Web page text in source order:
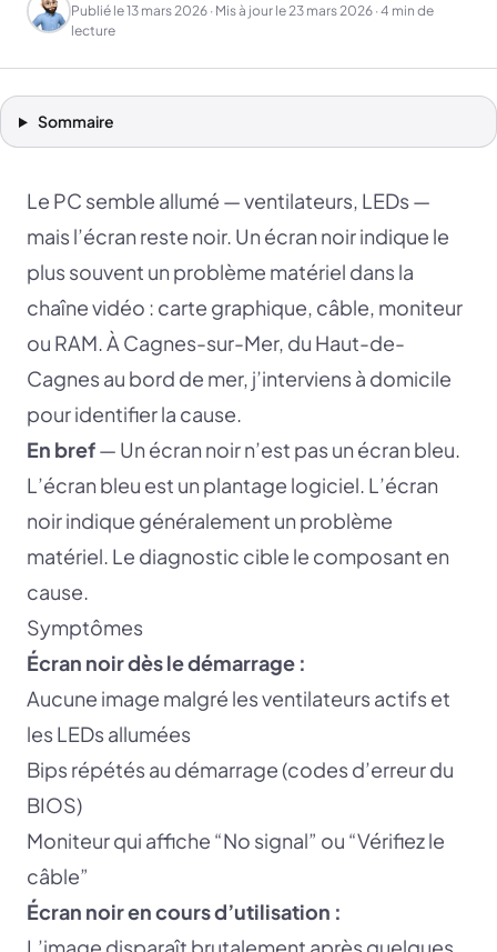
Publié le13 mars 2026 · Mis à jour le23 mars 2026 · 4 min de
lecture
Sommaire
Le PC semble allumé — ventilateurs, LEDs —
mais l’écran reste noir. Un écran noir indique le
plus souvent un problème matériel dans la
chaîne vidéo : carte graphique, câble, moniteur
ou RAM. À Cagnes-sur-Mer, du Haut-de-
Cagnes au bord de mer, j’interviens à domicile
pour identifier la cause.
En bref— Un écran noir n’est pas un écran bleu.
L’écran bleu est un plantage logiciel. L’écran
noir indique généralement un problème
matériel. Le diagnostic cible le composant en
cause.
Symptômes
Écran noir dès le démarrage :
Aucune image malgré les ventilateurs actifs et
les LEDs allumées
Bips répétés au démarrage (codes d’erreur du
BIOS)
Moniteur qui affiche “No signal” ou “Vérifiez le
câble”
Écran noir en cours d’utilisation :